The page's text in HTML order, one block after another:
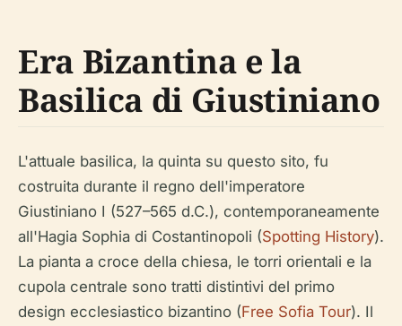
Era Bizantina e la
Basilica di Giustiniano
L'attuale basilica, la quinta su questo sito, fu
costruita durante il regno dell'imperatore
Giustiniano I (527–565 d.C.), contemporaneamente
all'Hagia Sophia di Costantinopoli (Spotting History).
La pianta a croce della chiesa, le torri orientali e la
cupola centrale sono tratti distintivi del primo
design ecclesiastico bizantino (Free Sofia Tour). Il